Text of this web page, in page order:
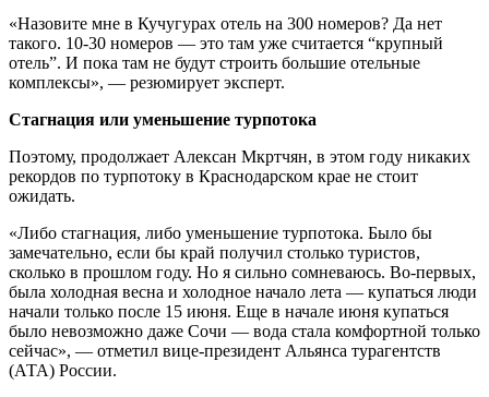
«Назовите мне в Кучугурах отель на 300 номеров? Да нет
такого. 10-30 номеров — это там уже считается “крупный
отель”. И пока там не будут строить большие отельные
комплексы», — резюмирует эксперт.
Стагнация или уменьшение турпотока
Поэтому, продолжает Алексан Мкртчян, в этом году никаких
рекордов по турпотоку в Краснодарском крае не стоит
ожидать.
«Либо стагнация, либо уменьшение турпотока. Было бы
замечательно, если бы край получил столько туристов,
сколько в прошлом году. Но я сильно сомневаюсь. Во-первых,
была холодная весна и холодное начало лета — купаться люди
начали только после 15 июня. Еще в начале июня купаться
было невозможно даже Сочи — вода стала комфортной только
сейчас», — отметил вице-президент Альянса турагентств
(АТА) России.